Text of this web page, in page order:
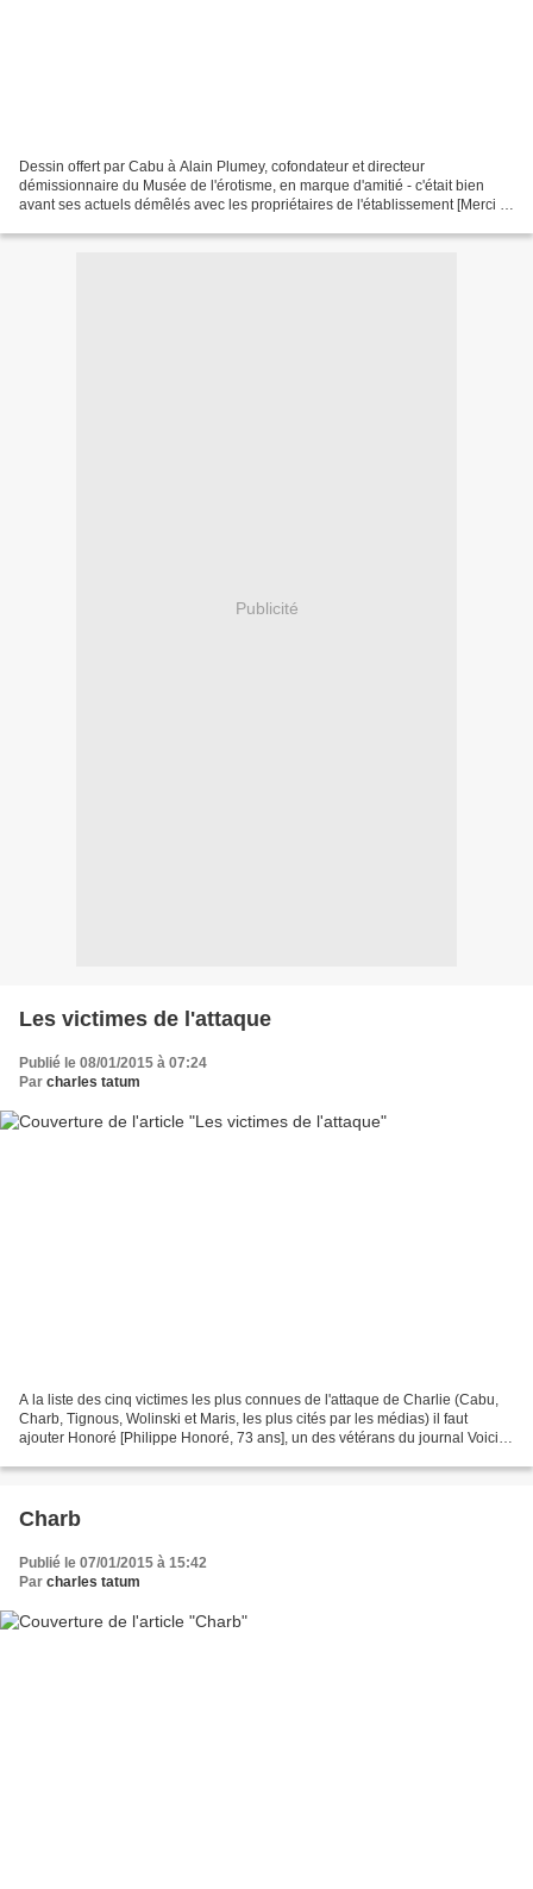
Dessin offert par Cabu à Alain Plumey, cofondateur et directeur
démissionnaire du Musée de l'érotisme, en marque d'amitié - c'était bien
avant ses actuels démêlés avec les propriétaires de l'établissement [Merci à
Publicité
Les victimes de l'attaque
Publié le 08/01/2015 à 07:24
Par charles tatum
A la liste des cinq victimes les plus connues de l'attaque de Charlie (Cabu,
Charb, Tignous, Wolinski et Maris, les plus cités par les médias) il faut
ajouter Honoré [Philippe Honoré, 73 ans], un des vétérans du journal Voici
Charb
Publié le 07/01/2015 à 15:42
Par charles tatum